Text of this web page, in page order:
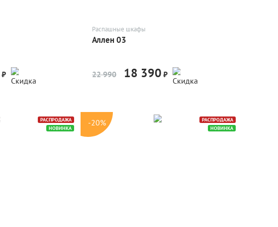
₽ -20%
Распашные шкафы
Аллен 03
22 990 18 390 ₽ -20%
РАСПРОДАЖА
НОВИНКА
-20%
РАСПРОДАЖА
НОВИНКА